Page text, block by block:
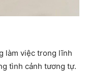
làm việc trong lĩnh
tình cảnh tương tự.